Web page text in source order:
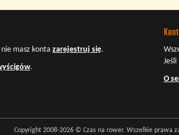
masz konta zarejestruj się.
.
O
Copyright 2008-2026 © Czas na rower. Wszelkie prawa